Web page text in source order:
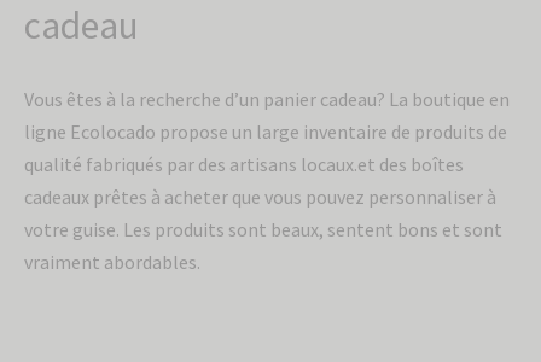
cadeau
Vous êtes à la recherche d’un panier cadeau? La boutique en
ligne Ecolocado propose un large inventaire de produits de
qualité fabriqués par des artisans locaux.et des boîtes
cadeaux prêtes à acheter que vous pouvez personnaliser à
votre guise. Les produits sont beaux, sentent bons et sont
vraiment abordables.